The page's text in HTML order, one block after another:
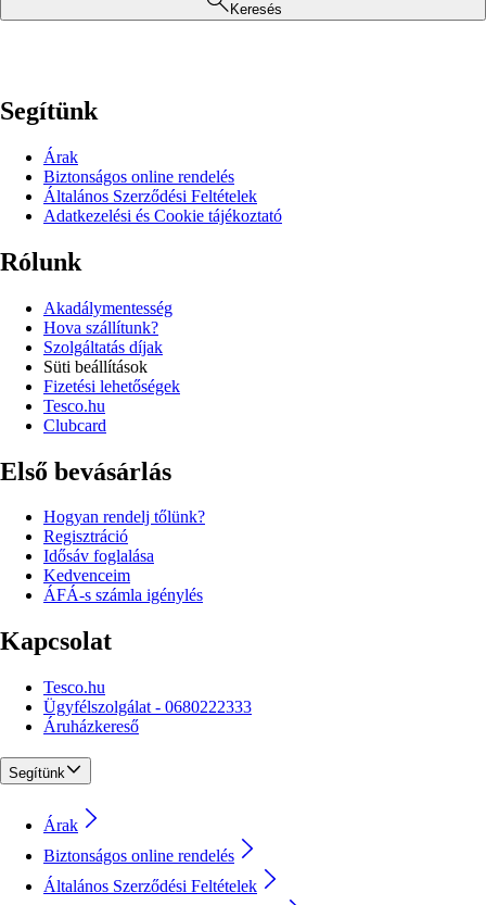
Keresés
Segítünk
Árak
Biztonságos online rendelés
Általános Szerződési Feltételek
Adatkezelési és Cookie tájékoztató
Rólunk
Akadálymentesség
Hova szállítunk?
Szolgáltatás díjak
Süti beállítások
Fizetési lehetőségek
Tesco.hu
Clubcard
Első bevásárlás
Hogyan rendelj tőlünk?
Regisztráció
Idősáv foglalása
Kedvenceim
ÁFÁ-s számla igénylés
Kapcsolat
Tesco.hu
Ügyfélszolgálat - 0680222333
Áruházkereső
Segítünk
Árak
Biztonságos online rendelés
Általános Szerződési Feltételek